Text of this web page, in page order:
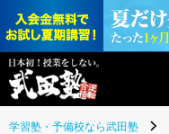
学習塾・予備校なら武田塾